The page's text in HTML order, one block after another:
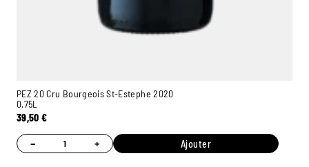
PEZ 20 Cru Bourgeois St-Estephe 2020
0,75L
39,50€
− + Ajouter